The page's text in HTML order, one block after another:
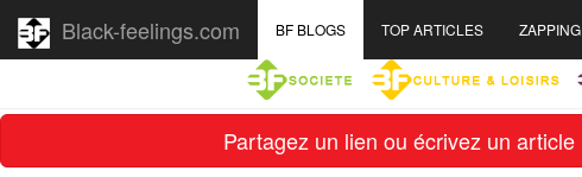
Partagez un lien ou écrivez un article
Black-feelings.com BF BLOGS TOP ARTICLES ZAPPING